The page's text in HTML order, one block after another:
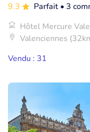
9.3 Parfait • 3
Hôtel Mercure
Valenciennes
Vendu : 31